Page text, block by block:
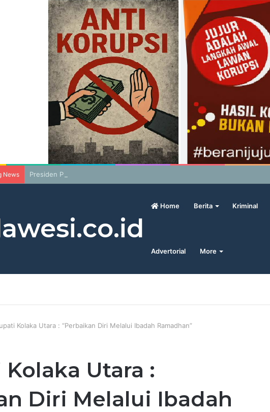
News Presiden Prabowo Geram Sama Pengamat, Menilai Harga Beras Terlalu Mahal
Home Berita Kriminal
Advertorial More
Kolaka Utara : “Perbaikan Diri Melalui Ibadah Ramadhan”
Utara :
Diri Melalui Ibadah